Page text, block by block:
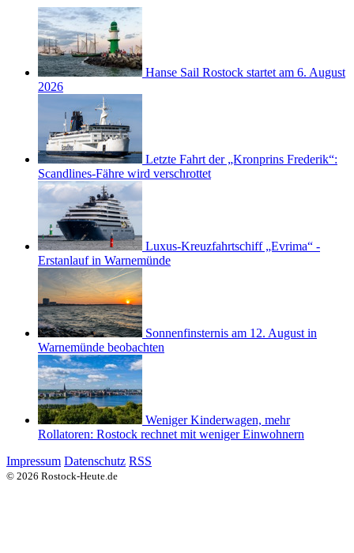
Hanse Sail Rostock startet am 6. August
2026
Letzte Fahrt der „Kronprins Frederik“:
Scandlines-Fähre wird verschrottet
Luxus-Kreuzfahrtschiff „Evrima“ -
Erstanlauf in Warnemünde
Sonnenfinsternis am 12. August in
Warnemünde beobachten
Weniger Kinderwagen, mehr
Rollatoren: Rostock rechnet mit weniger Einwohnern
Impressum Datenschutz RSS
© 2026 Rostock-Heute.de